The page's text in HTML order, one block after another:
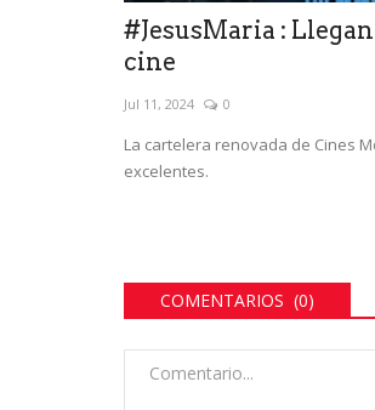
#JesusMaria :
cine
Jul 11, 2024 0
La cartelera renovada de Cines
excelentes.
COMENTARIOS (0)